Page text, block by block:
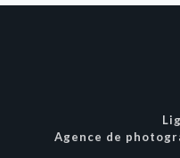
Agence de